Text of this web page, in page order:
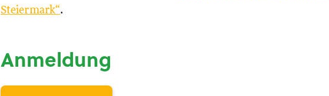
Steiermark“.
Anmeldung